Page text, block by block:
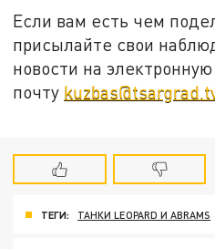
Если вам есть чем
присылайте свои
новости на электронную
почту
ТЕГИ: ТАНКИ LEOPARD И ABRAMS